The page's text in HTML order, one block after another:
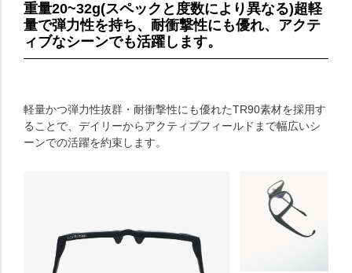
重量20~32g(スペックと度数により異なる)超軽
量で弾力性を持ち、耐衝撃性にも優れ、アクテ
ィブなシーンでも活躍します。
軽量かつ弾力性抜群・耐衝撃性にも優れたTR90素材を採用す
ることで、デイリーからアクティブフィールドまで幅広いシ
ーンでの活躍を約束します。